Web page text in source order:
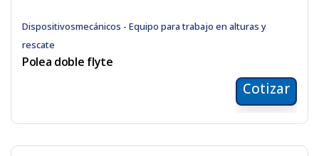
Dispositivosmecánicos - Equipo para trabajo en alturas y
rescate
Polea doble flyte
Cotizar